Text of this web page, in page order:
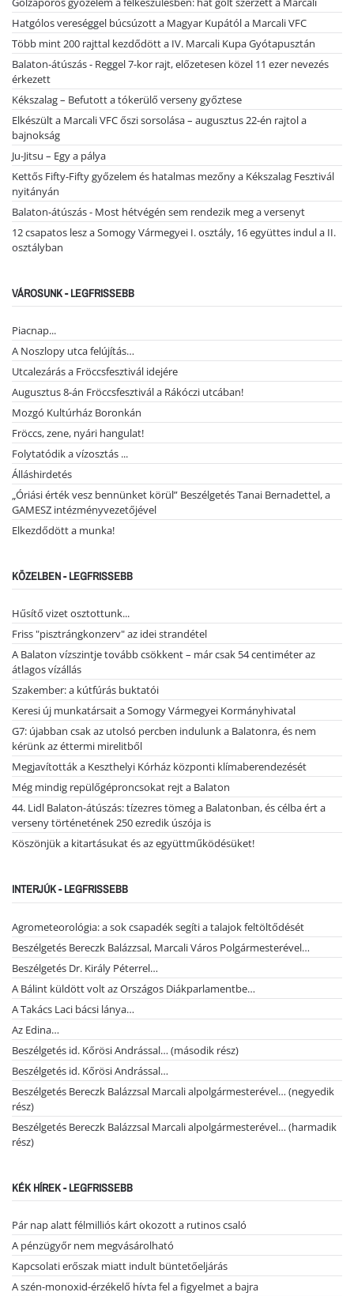
Hatgólos vereséggel búcsúzott a Magyar Kupától a Marcali VFC
Több mint 200 rajttal kezdődött a IV. Marcali Kupa Gyótapusztán
Balaton-átúszás - Reggel 7-kor rajt, előzetesen közel 11 ezer nevezés
érkezett
Kékszalag – Befutott a tókerülő verseny győztese
Elkészült a Marcali VFC őszi sorsolása – augusztus 22-én rajtol a
bajnokság
Ju-Jitsu – Egy a pálya
Kettős Fifty-Fifty győzelem és hatalmas mezőny a Kékszalag Fesztivál
nyitányán
Balaton-átúszás - Most hétvégén sem rendezik meg a versenyt
12 csapatos lesz a Somogy Vármegyei I. osztály, 16 együttes indul a II.
osztályban
VÁROSUNK - LEGFRISSEBB
Piacnap...
A Noszlopy utca felújítás…
Utcalezárás a Fröccsfesztivál idejére
Augusztus 8-án Fröccsfesztivál a Rákóczi utcában!
Mozgó Kultúrház Boronkán
Fröccs, zene, nyári hangulat!
Folytatódik a vízosztás ...
Álláshirdetés
„Óriási érték vesz bennünket körül” Beszélgetés Tanai Bernadettel, a
GAMESZ intézményvezetőjével
Elkezdődött a munka!
KÖZELBEN - LEGFRISSEBB
Hűsítő vizet osztottunk...
Friss "pisztrángkonzerv" az idei strandétel
A Balaton vízszintje tovább csökkent – már csak 54 centiméter az
átlagos vízállás
Szakember: a kútfúrás buktatói
Keresi új munkatársait a Somogy Vármegyei Kormányhivatal
G7: újabban csak az utolsó percben indulunk a Balatonra, és nem
kérünk az éttermi mirelitből
Megjavították a Keszthelyi Kórház központi klímaberendezését
Még mindig repülőgéproncsokat rejt a Balaton
44. Lidl Balaton-átúszás: tízezres tömeg a Balatonban, és célba ért a
verseny történetének 250 ezredik úszója is
Köszönjük a kitartásukat és az együttműködésüket!
INTERJÚK - LEGFRISSEBB
Agrometeorológia: a sok csapadék segíti a talajok feltöltődését
Beszélgetés Bereczk Balázzsal, Marcali Város Polgármesterével…
Beszélgetés Dr. Király Péterrel…
A Bálint küldött volt az Országos Diákparlamentbe…
A Takács Laci bácsi lánya…
Az Edina…
Beszélgetés id. Kőrösi Andrással… (második rész)
Beszélgetés id. Kőrösi Andrással…
Beszélgetés Bereczk Balázzsal Marcali alpolgármesterével… (negyedik
rész)
Beszélgetés Bereczk Balázzsal Marcali alpolgármesterével… (harmadik
rész)
KÉK HÍREK - LEGFRISSEBB
Pár nap alatt félmilliós kárt okozott a rutinos csaló
A pénzügyőr nem megvásárolható
Kapcsolati erőszak miatt indult büntetőeljárás
A szén-monoxid-érzékelő hívta fel a figyelmet a bajra